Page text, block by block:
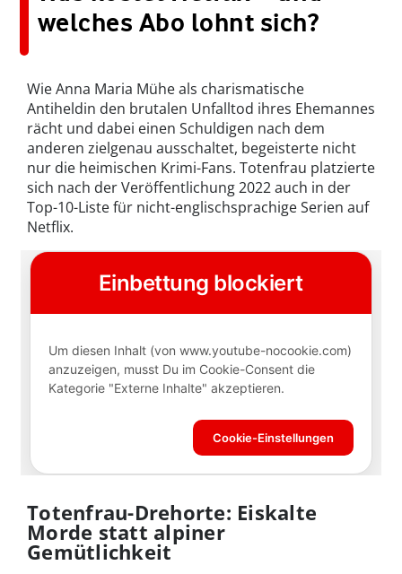
welches Abo lohnt sich?
Wie Anna Maria Mühe als charismatische
Antiheldin den brutalen Unfalltod ihres Ehemannes
rächt und dabei einen Schuldigen nach dem
anderen zielgenau ausschaltet, begeisterte nicht
nur die heimischen Krimi-Fans. Totenfrau platzierte
sich nach der Veröffentlichung 2022 auch in der
Top-10-Liste für nicht-englisch­sprachige Serien auf
Netflix.
Totenfrau-Drehorte: Eiskalte
Morde statt alpiner
Gemütlichkeit